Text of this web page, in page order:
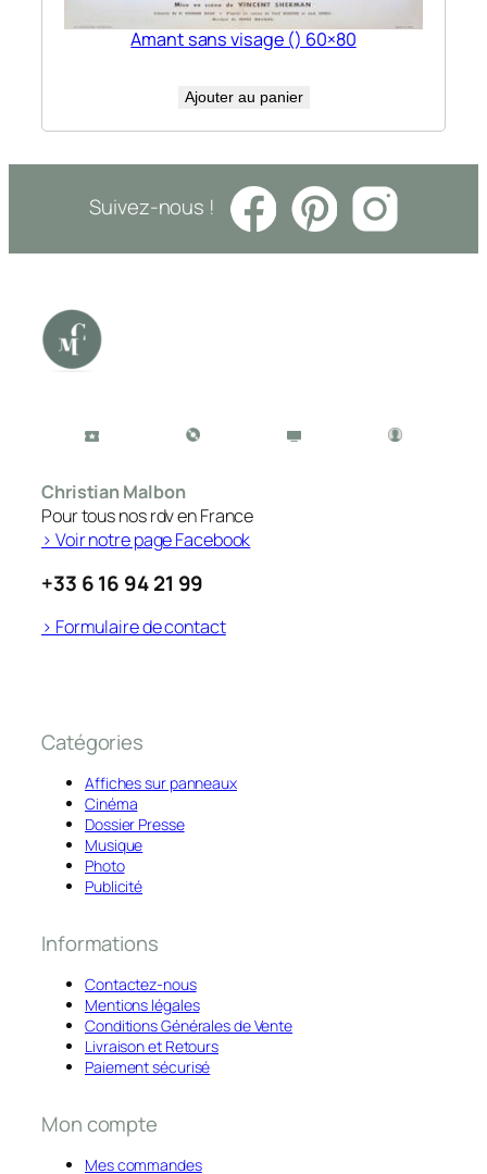
Amant sans visage () 60×80
Ajouter au panier
Suivez-nous !
Christian Malbon
Pour tous nos rdv en France
> Voir notre page Facebook
+33 6 16 94 21 99
> Formulaire de contact
Catégories
Affiches sur panneaux
Cinéma
Dossier Presse
Musique
Photo
Publicité
Informations
Contactez-nous
Mentions légales
Conditions Générales de Vente
Livraison et Retours
Paiement sécurisé
Mon compte
Mes commandes